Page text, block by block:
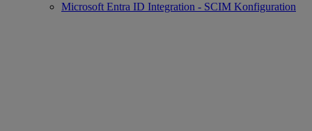
Microsoft Entra ID Integration - SCIM Konfiguration